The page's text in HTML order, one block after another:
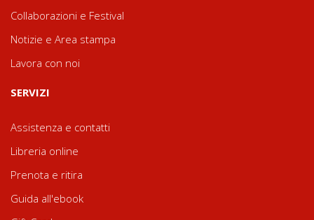
Collaborazioni e Festival
Notizie e Area stampa
Lavora con noi
SERVIZI
Assistenza e contatti
Libreria online
Prenota e ritira
Guida all'ebook